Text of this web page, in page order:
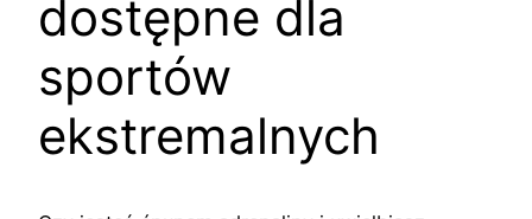
dostępne dla
sportów
ekstremalnych